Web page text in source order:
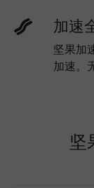
加速
坚果加
加速。
坚